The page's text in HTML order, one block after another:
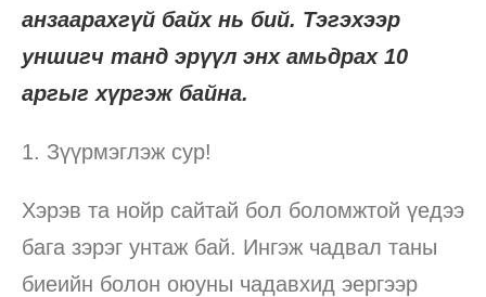
анзаарахгүй байх нь бий. Тэгэхээр
уншигч танд эрүүл энх амьдрах 10
аргыг хүргэж байна.
1. Зүүрмэглэж сур!
Хэрэв та нойр сайтай бол боломжтой үедээ
бага зэрэг унтаж бай. Ингэж чадвал таны
биеийн болон оюуны чадавхид эергээр